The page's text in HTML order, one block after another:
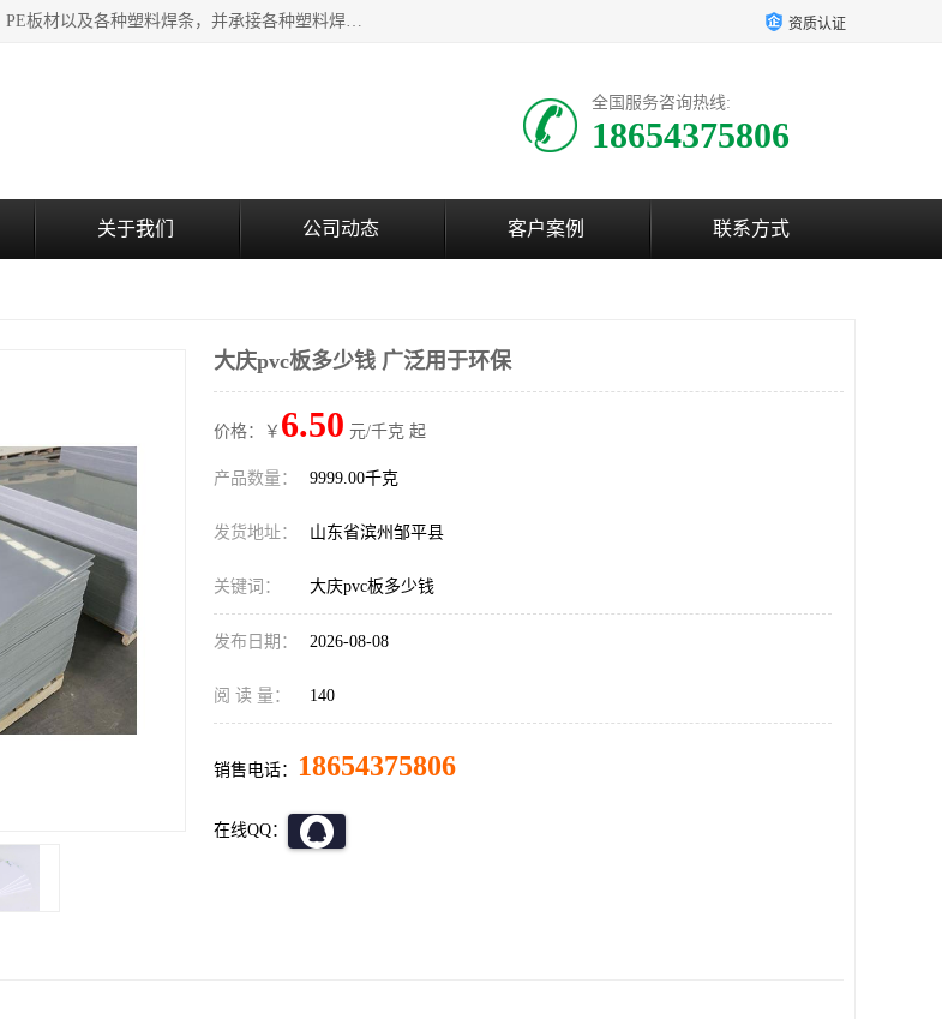
主要产品：PVC硬板、PVC萃取板、PVC 彩板、PVC软板、PP板材、阻燃pp板、PE板材以及各种塑料焊条，并承接各种塑料焊接工程，其产品广泛应用于环保设备、化工、石油、电镀、电子、建筑、食品、医药等多种行业，产品销售己覆盖全国多个省、市(直辖市)及自治区，并己经远销国外。 资质认证
全国服务咨询热线:
18654375806
关于我们 公司动态 客户案例 联系方式
大庆pvc板多少钱 广泛用于环保
价格：￥ 6.50 元/千克 起
产品数量： 9999.00千克
发货地址： 山东省滨州邹平县
关键词： 大庆pvc板多少钱
发布日期： 2026-08-08
阅 读 量： 140
销售电话： 18654375806
在线QQ：